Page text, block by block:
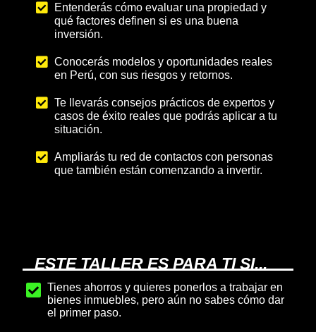
Entenderás cómo evaluar una propiedad y
qué factores definen si es una buena
inversión.
Conocerás modelos y oportunidades reales
en Perú, con sus riesgos y retornos.
Te llevarás consejos prácticos de expertos y
casos de éxito reales que podrás aplicar a tu
situación.
Ampliarás tu red de contactos con personas
que también están comenzando a invertir.
ESTE TALLER ES PARA TI SI...
Tienes ahorros y quieres ponerlos a trabajar en
bienes inmuebles, pero aún no sabes cómo dar
el primer paso.